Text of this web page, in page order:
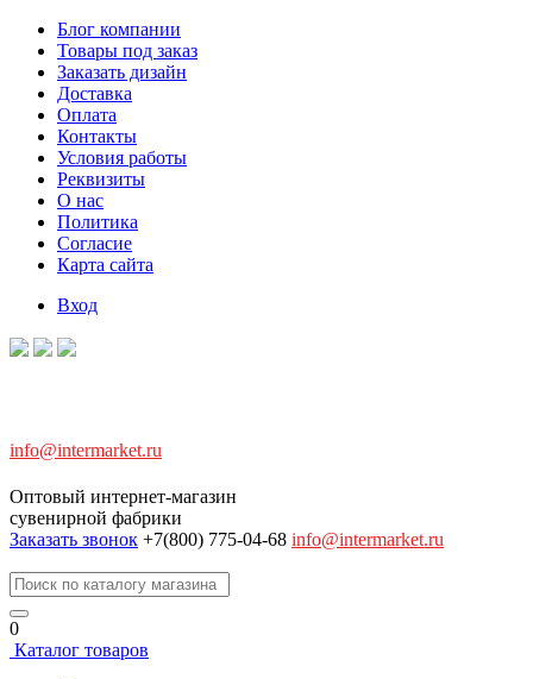
Блог компании
Товары под заказ
Заказать дизайн
Доставка
Оплата
Контакты
Условия работы
Реквизиты
О нас
Политика
Согласие
Карта сайта
Вход
info@intermarket.ru
Оптовый интернет-магазин
сувенирной фабрики
Заказать звонок +7(800) 775-04-68 info@intermarket.ru
0
Каталог товаров